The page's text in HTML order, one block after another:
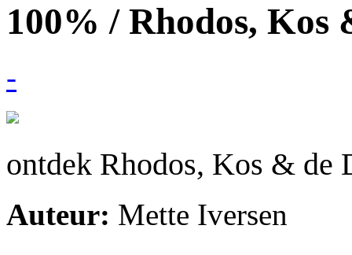
100% / Rhodos, Kos
-
ontdek Rhodos, Kos & de
Auteur: Mette Iversen